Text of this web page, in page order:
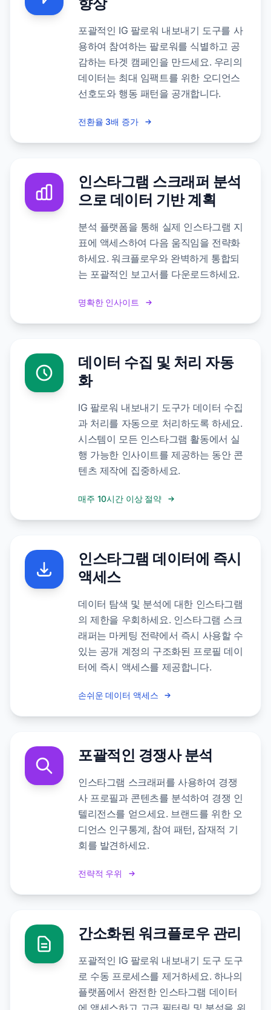
포괄적인 IG 팔로워 내보내기 도구를 사
용하여 참여하는 팔로워를 식별하고 공
감하는 타겟 캠페인을 만드세요. 우리의
데이터는 최대 임팩트를 위한 오디언스
선호도와 행동 패턴을 공개합니다.
전환율 3배 증가
인스타그램 스크래퍼 분석
으로 데이터 기반 계획
분석 플랫폼을 통해 실제 인스타그램 지
표에 액세스하여 다음 움직임을 전략화
하세요. 워크플로우와 완벽하게 통합되
는 포괄적인 보고서를 다운로드하세요.
명확한 인사이트
데이터 수집 및 처리 자동
화
IG 팔로워 내보내기 도구가 데이터 수집
과 처리를 자동으로 처리하도록 하세요.
시스템이 모든 인스타그램 활동에서 실
행 가능한 인사이트를 제공하는 동안 콘
텐츠 제작에 집중하세요.
매주 10시간 이상 절약
인스타그램 데이터에 즉시
액세스
데이터 탐색 및 분석에 대한 인스타그램
의 제한을 우회하세요. 인스타그램 스크
래퍼는 마케팅 전략에서 즉시 사용할 수
있는 공개 계정의 구조화된 프로필 데이
터에 즉시 액세스를 제공합니다.
손쉬운 데이터 액세스
포괄적인 경쟁사 분석
인스타그램 스크래퍼를 사용하여 경쟁
사 프로필과 콘텐츠를 분석하여 경쟁 인
텔리전스를 얻으세요. 브랜드를 위한 오
디언스 인구통계, 참여 패턴, 잠재적 기
회를 발견하세요.
전략적 우위
간소화된 워크플로우 관리
포괄적인 IG 팔로워 내보내기 도구 도구
로 수동 프로세스를 제거하세요. 하나의
플랫폼에서 완전한 인스타그램 데이터
에 액세스하고 고급 필터링 및 분석을 위